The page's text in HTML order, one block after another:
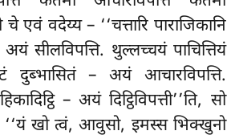
चे एवं वदेय्य – ‘‘चत्तारि पाराजिकानि
सीलविपत्ति. थुल्लच्चयं पाचित्तियं
दुब्भासितं – अयं आचारविपत्ति.
– अयं दिट्ठिविपत्ती’’ति, सो
खो त्वं, आवुसो, इमस्स भिक्खुनो